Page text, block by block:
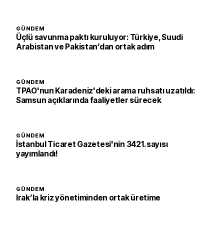
GÜNDEM
Üçlü savunma paktı kuruluyor: Türkiye, Suudi
Arabistan ve Pakistan’dan ortak adım
GÜNDEM
TPAO'nun Karadeniz'deki arama ruhsatı uzatıldı:
Samsun açıklarında faaliyetler sürecek
GÜNDEM
İstanbul Ticaret Gazetesi'nin 3421. sayısı
yayımlandı!
GÜNDEM
Irak’la kriz yönetiminden ortak üretime